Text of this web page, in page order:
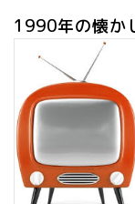
1990年の懐か